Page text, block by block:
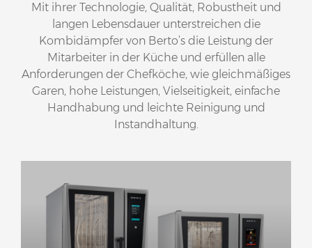
Mit ihrer Technologie, Qualität, Robustheit und
langen Lebensdauer unterstreichen die
Kombidämpfer von Berto’s die Leistung der
Mitarbeiter in der Küche und erfüllen alle
Anforderungen der Chefköche, wie gleichmäßiges
Garen, hohe Leistungen, Vielseitigkeit, einfache
Handhabung und leichte Reinigung und
Instandhaltung.